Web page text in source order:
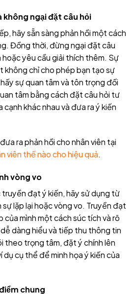
không ngại đặt câu hỏi
hãy sẵn sàng phản hồi một cách
Đồng thời, đừng ngại đặt câu
yêu cầu giải thích thêm. Sự
không chỉ cho phép bạn tạo sự
sự quan tâm và tôn trọng đối
tâm bằng cách đặt câu hỏi tư
cạnh khác nhau và đưa ra ý kiến
ra phản hồi cho nhân viên tại
viên thế nào cho hiệu quả.
vòng vo
truyền đạt ý kiến, hãy sử dụng từ
lặp lại hoặc vòng vo. Truyền đạt
mình một cách súc tích và rõ
dàng hiểu và tiếp thu thông tin
theo trọng tâm, đặt ý chính lên
dụ cụ thể để minh họa ý kiến của
chung